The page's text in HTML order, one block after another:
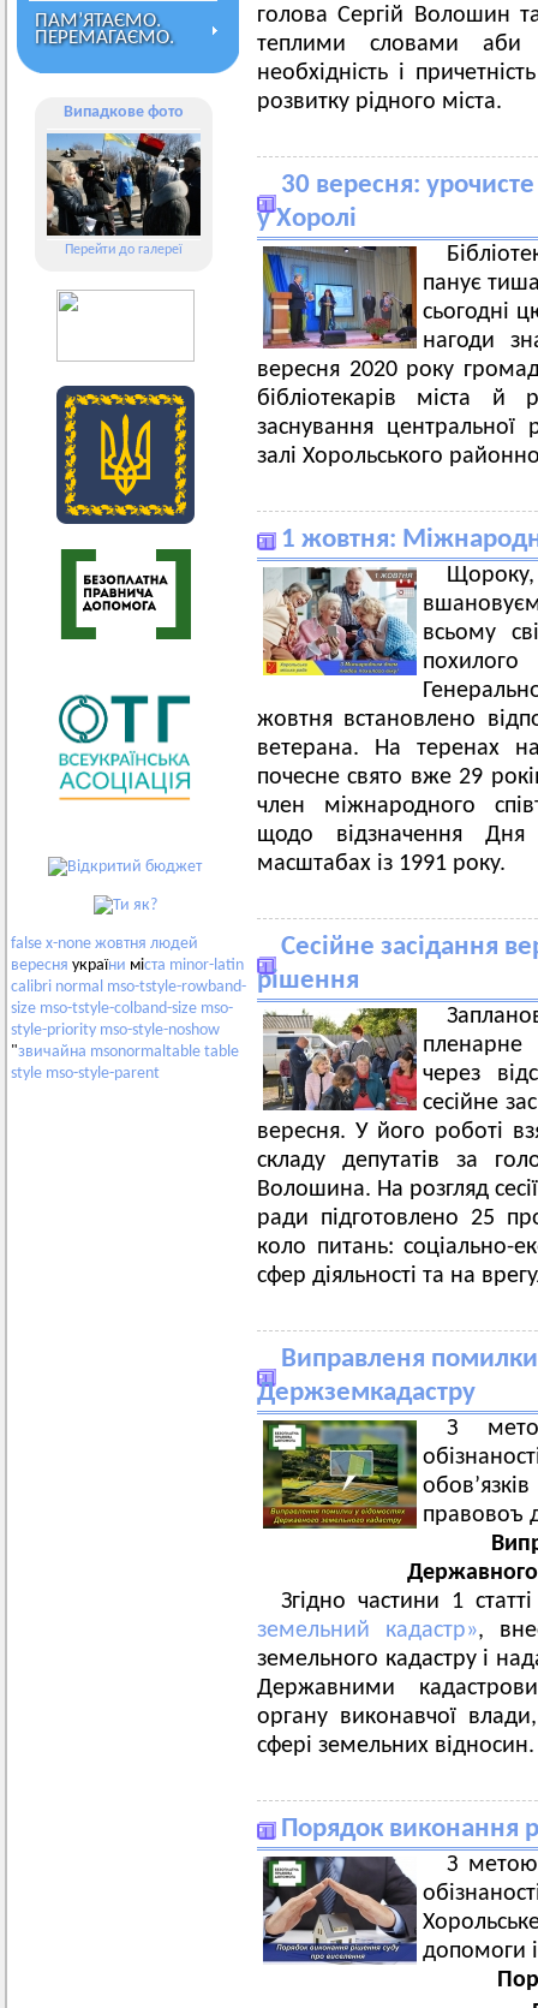
ПАМ’ЯТАЄМО.
ПЕРЕМАГАЄМО.
Випадкове фото
Перейти до галереї
false x-none жовтня людей
вересня україни міста minor-latin
calibri normal mso-tstyle-rowband-
size mso-tstyle-colband-size mso-
style-priority mso-style-noshow
"звичайна msonormaltable table
style mso-style-parent
голова Сергій Волошин
теплими словами аби
необхідність і
розвитку рідного міста.
30 вересня: урочисте
у Хоролі
панує
сьогодні
нагоди
вересня 2020 року
бібліотекарів міста й
заснування центральної
залі Хорольського
1 жовтня:
всьому
жовтня встановлено
ветерана. На теренах
почесне свято вже 29
член міжнародного
щодо відзначення
масштабах із 1991 року.
Сесійне засідання
рішення
пленарне
через
сесійне
вересня. У його роботі
складу депутатів за
Волошина. На розгляд
ради підготовлено 25
коло питань: соціально-
сфер діяльності та на
Виправленя помилки
Держземкадастру
З
правовоъ
Згідно частини 1
земельний кадастр»,
земельного кадастру і
Державними
органу виконавчої
сфері земельних відносин.
Порядок виконання
З метою
допомоги